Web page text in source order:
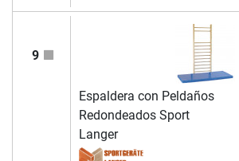
9
Espaldera con Peldaños
Redondeados Sport
Langer